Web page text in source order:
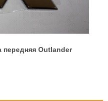
передняя Outlander